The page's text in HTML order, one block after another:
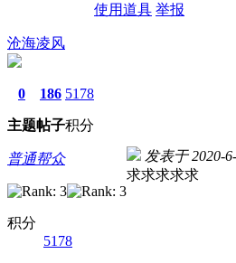
使用道具 举报
沧海凌风
0
主题
186
帖子
5178
积分
普通帮众
积分
5178
发表于 2020-
求求求求求